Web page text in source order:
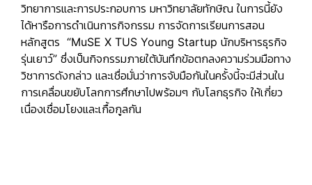
วิทยาการและการประกอบการ มหาวิทยาลัยทักษิณ ในการนี้ยัง
ได้หารือการดำเนินการกิจกรรม การจัดการเรียนการสอน
หลักสูตร “MuSE X TUS Young Startup นักบริหารธุรกิจ
รุ่นเยาว์” ซึ่งเป็นกิจกรรมภายใต้บันทึกข้อตกลงความร่วมมือทาง
วิชาการดังกล่าว และเชื่อมั่นว่าการจับมือกันในครั้งนี้จะมีส่วนใน
การเคลื่อนขยับโลกการศึกษาไปพร้อมๆ กับโลกธุรกิจ ให้เกี่ยว
เนื่องเชื่อมโยงและเกื้อกูลกัน